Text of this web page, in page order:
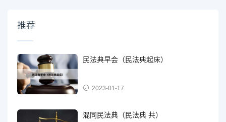
推荐
民法典早会（民法典起床）
2023-01-17
混同民法典（民法典 共）